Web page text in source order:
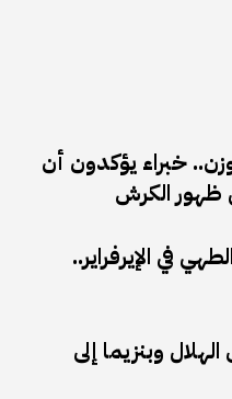
خبراء يؤكدون أن
ظهور الكرش
في الإيرفراير..
وبنزيما إلى